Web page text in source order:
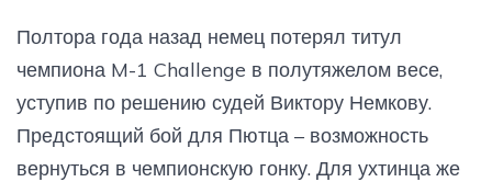
Полтора года назад немец потерял титул
чемпиона M-1 Challenge в полутяжелом весе,
уступив по решению судей Виктору Немкову.
Предстоящий бой для Пютца – возможность
вернуться в чемпионскую гонку. Для ухтинца же